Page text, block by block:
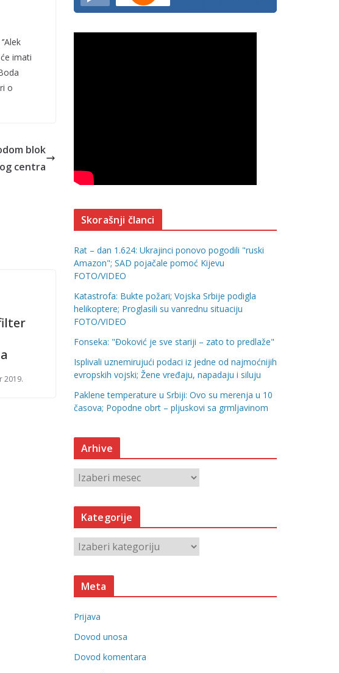
imati
o
blok
centra
2019.
Skorašnji članci
Rat – dan 1.624: Ukrajinci ponovo pogodili "ruski
Amazon"; SAD pojačale pomoć Kijevu
FOTO/VIDEO
Katastrofa: Bukte požari; Vojska Srbije podigla
helikoptere; Proglasili su vanrednu situaciju
FOTO/VIDEO
Fonseka: "Đoković je sve stariji – zato to predlaže"
Isplivali uznemirujući podaci iz jedne od najmoćnijih
evropskih vojski; Žene vređaju, napadaju i siluju
Paklene temperature u Srbiji: Ovo su merenja u 10
časova; Popodne obrt – pljuskovi sa grmljavinom
Arhive
r
h
v
Kategorije
a
t
o
r
i
Meta
Prijava
Dovod unosa
Dovod komentara